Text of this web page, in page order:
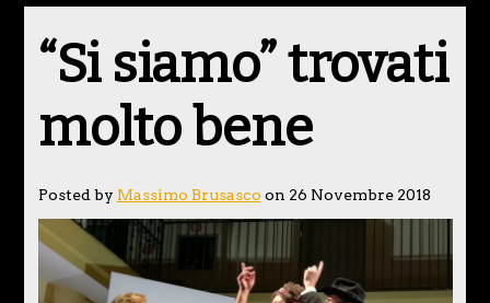
“Si siamo” trovati
molto bene
Posted by Massimo Brusasco on 26 Novembre 2018